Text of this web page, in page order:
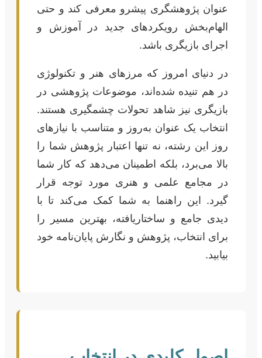
عنوان پژوهشگری پیشرو معرفی کند و حتی
الهام‌بخش رویکردهای جدید در آموزش و
اجرای بازیگری باشد.
در دنیای امروز که مرزهای هنر و تکنولوژی
در هم تنیده شده‌اند، موضوعات پژوهشی در
بازیگری نیز شاهد تحولات چشمگیری هستند.
انتخاب یک عنوان به‌روز و متناسب با نیازهای
روز این رشته، نه تنها اعتبار پژوهش شما را
بالا می‌برد، بلکه اطمینان می‌دهد که کار شما
در مجامع علمی و هنری مورد توجه قرار
گیرد. این راهنما به شما کمک می‌کند تا با
دیدی جامع و ساختاریافته، بهترین مسیر را
برای انتخاب، پژوهش و نگارش پایان‌نامه خود
بیابید.